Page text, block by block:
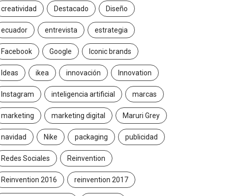
creatividad Destacado Diseño
ecuador entrevista estrategia
Facebook Google Iconic brands
Ideas ikea innovación Innovation
Instagram inteligencia artificial marcas
marketing marketing digital Maruri Grey
navidad Nike packaging publicidad
Redes Sociales Reinvention
Reinvention 2016 reinvention 2017